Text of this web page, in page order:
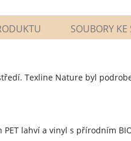
SOUBORY KE
Texline Nature byl
lahví a vinyl s přírodním